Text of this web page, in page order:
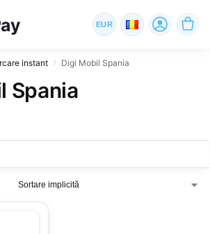
EUR
instant / Digi Mobil Spania
Spania